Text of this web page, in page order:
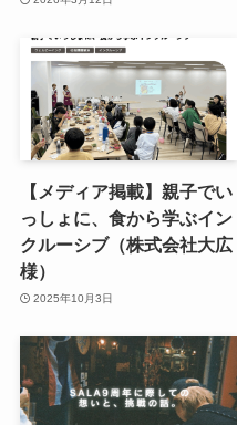
【メディア掲載】親子でい
っしょに、食から学ぶイン
クルーシブ（株式会社大広
様）
2025年10月3日